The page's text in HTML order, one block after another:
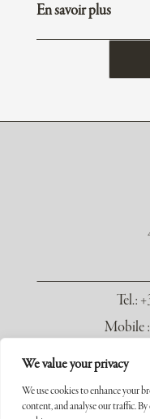
We value your privacy
We use cookies to enhance your
content, and analyse our traffic.
En savoir plus
Tel.:
Mobile :